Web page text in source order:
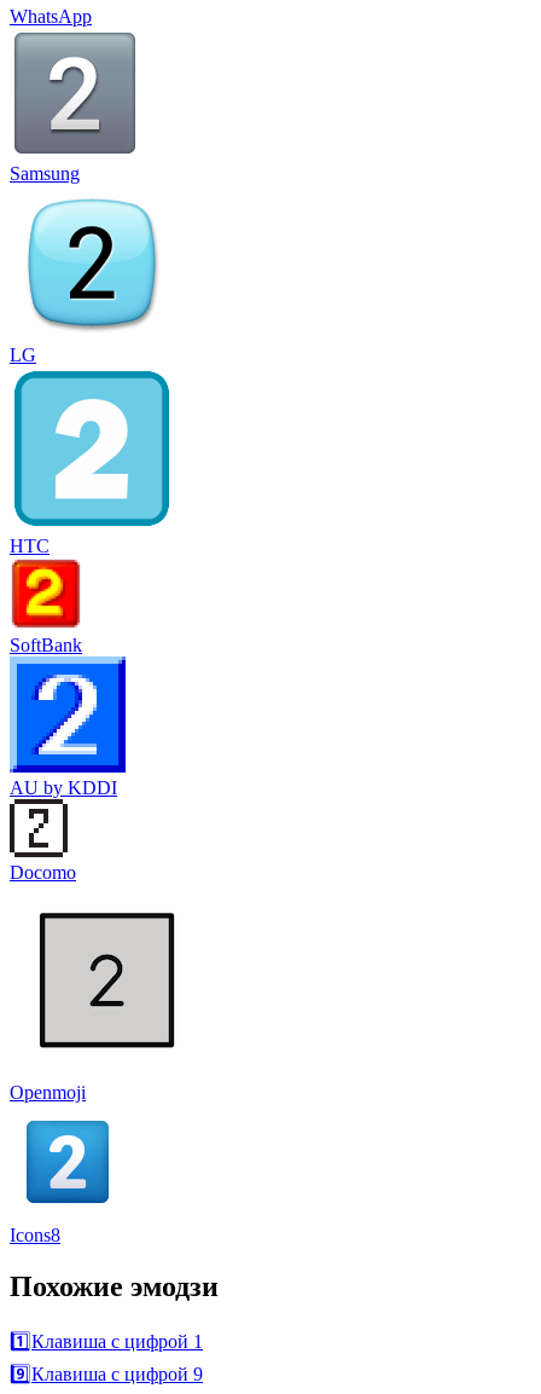
WhatsApp
Samsung
LG
HTC
SoftBank
AU by KDDI
Docomo
Openmoji
Icons8
Похожие эмодзи
1️⃣Клавиша с цифрой 1
9️⃣Клавиша с цифрой 9